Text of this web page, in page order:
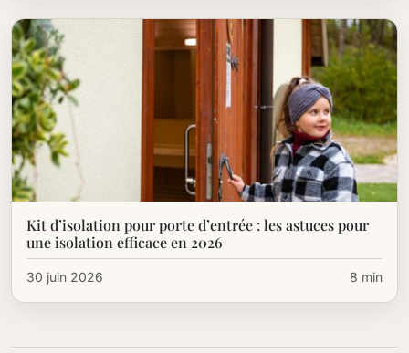
Kit d’isolation pour porte d’entrée : les astuces pour
une isolation efficace en 2026
30 juin 2026 8 min